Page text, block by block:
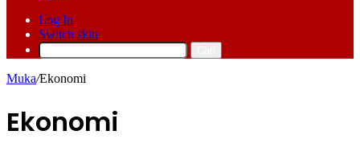
Log In
Switch skin
Muka/Ekonomi
Ekonomi